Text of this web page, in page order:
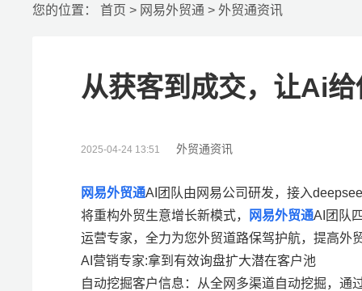
您的位置： 首页 > 网易外贸通 > 外贸通资讯
从获客到成交，让Ai
2025-04-24 13:51 外贸通资讯
网易外贸通AI团队由网易公司研发，接入
将重构外贸生意增长新模式，
网易外贸通AI团队
运营专家，全力为您外贸道路保驾护航，提高外
AI营销专家:拿到有效询盘扩大潜在客户池
自动挖掘客户信息：从全网多渠道自动挖掘，通